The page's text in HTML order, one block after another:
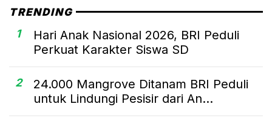
TRENDING
1
Hari Anak Nasional 2026, BRI Peduli
Perkuat Karakter Siswa SD
2
24.000 Mangrove Ditanam BRI Peduli
untuk Lindungi Pesisir dari An...